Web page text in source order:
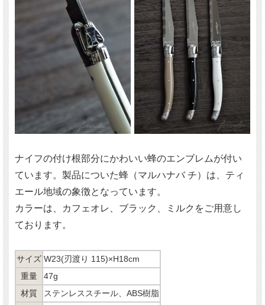
ナイフの付け根部分にかわいい蜂のエンブレムが付い
ています。製品についた蜂（マルハナバ チ）は、ティ
エール地域の象徴となっています。
カラーは、カフェオレ、ブラック、ミルクをご用意し
ております。
サイズ W23(刃渡り 115)×H18cm
重量
47g
材質
ステンレススチール、ABS樹脂